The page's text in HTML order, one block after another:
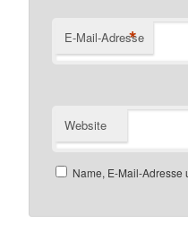
E-Mail-Adresse
*
Website
Name, E-Mail-Adresse